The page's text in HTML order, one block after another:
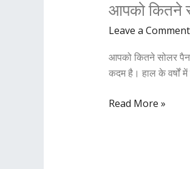
आपको कितने
Leave a Comment
आपको कितने सोलर
कदम है। हाल के वर्षों
आपको
कितने
पैनल
की
है?
Read More »